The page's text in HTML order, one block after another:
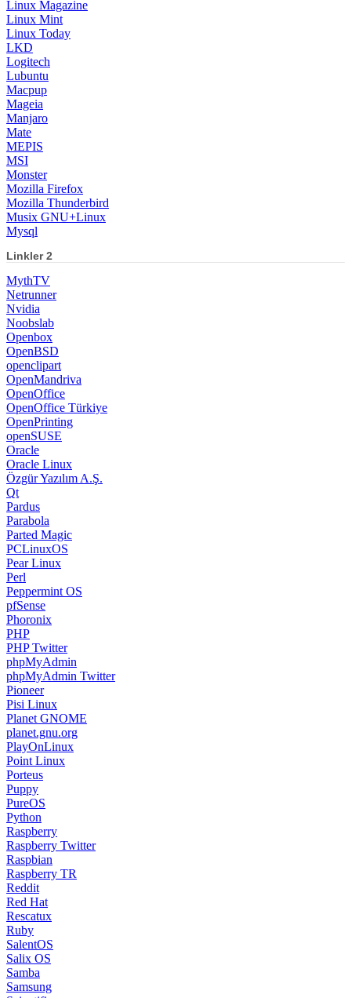
Linux Magazine
Linux Mint
Linux Today
LKD
Logitech
Lubuntu
Macpup
Mageia
Manjaro
Mate
MEPIS
MSI
Monster
Mozilla Firefox
Mozilla Thunderbird
Musix GNU+Linux
Mysql
Linkler 2
MythTV
Netrunner
Nvidia
Noobslab
Openbox
OpenBSD
openclipart
OpenMandriva
OpenOffice
OpenOffice Türkiye
OpenPrinting
openSUSE
Oracle
Oracle Linux
Özgür Yazılım A.Ş.
Qt
Pardus
Parabola
Parted Magic
PCLinuxOS
Pear Linux
Perl
Peppermint OS
pfSense
Phoronix
PHP
PHP Twitter
phpMyAdmin
phpMyAdmin Twitter
Pioneer
Pisi Linux
Planet GNOME
planet.gnu.org
PlayOnLinux
Point Linux
Porteus
Puppy
PureOS
Python
Raspberry
Raspberry Twitter
Raspbian
Raspberry TR
Reddit
Red Hat
Rescatux
Ruby
SalentOS
Salix OS
Samba
Samsung